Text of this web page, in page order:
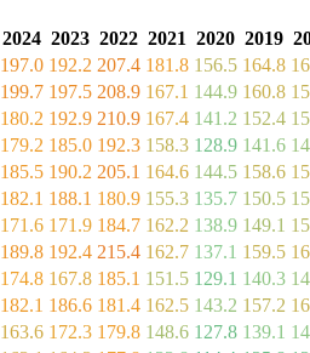
2024 2023 2022 2021 2020 2019
197.0 192.2 207.4 181.8 156.5 164.8
199.7 197.5 208.9 167.1 144.9 160.8
180.2 192.9 210.9 167.4 141.2 152.4
179.2 185.0 192.3 158.3 128.9 141.6
185.5 190.2 205.1 164.6 144.5 158.6
182.1 188.1 180.9 155.3 135.7 150.5
171.6 171.9 184.7 162.2 138.9 149.1
189.8 192.4 215.4 162.7 137.1 159.5
174.8 167.8 185.1 151.5 129.1 140.3
182.1 186.6 181.4 162.5 143.2 157.2
163.6 172.3 179.8 148.6 127.8 139.1